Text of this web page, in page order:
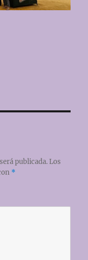
publicada. Los
*